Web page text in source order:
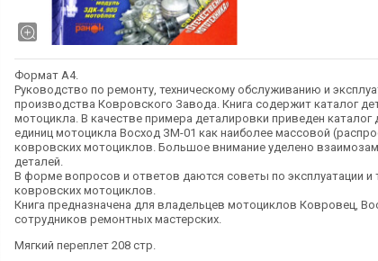
Формат А4.
Руководство по ремонту, техническому обслуживанию и
производства Ковровского Завода. Книга содержит каталог
мотоцикла. В качестве примера деталировки приведен каталог
единиц мотоцикла Восход ЗМ-01 как наиболее массовой
ковровских мотоциклов. Большое внимание уделено
деталей.
В форме вопросов и ответов даются советы по эксплуатации и
ковровских мотоциклов.
Книга предназначена для владельцев мотоциклов Ковровец,
сотрудников ремонтных мастерских.
Мягкий переплет 208 стр.